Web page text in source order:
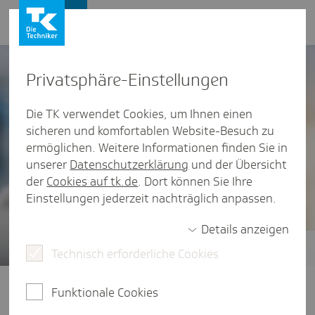
widmet sich der Frage: Wie
Gesundheitsstudien
Privat­sphäre-Einstel­lungen
Die TK verwendet Cookies, um Ihnen einen
sicheren und komfortablen Website-Besuch zu
ermöglichen. Weitere Informationen finden Sie in
unserer Datenschutzerklärung und der Übersicht
der Cookies auf tk.de. Dort können Sie Ihre
Einstellungen jederzeit nachträglich anpassen.
Details anzeigen
Technisch erforderliche Cookies
Funktionale Cookies